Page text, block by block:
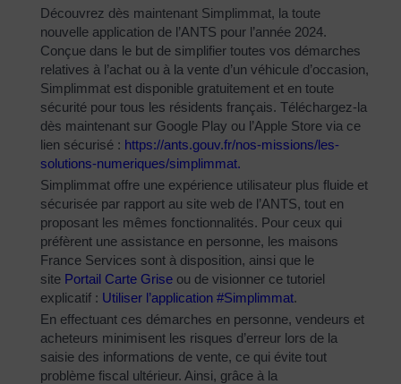
Découvrez dès maintenant Simplimmat, la toute
nouvelle application de l’ANTS pour l’année 2024.
Conçue dans le but de simplifier toutes vos démarches
relatives à l’achat ou à la vente d’un véhicule d’occasion,
Simplimmat est disponible gratuitement et en toute
sécurité pour tous les résidents français. Téléchargez-la
dès maintenant sur Google Play ou l’Apple Store via ce
lien sécurisé : https://ants.gouv.fr/nos-missions/les-
solutions-numeriques/simplimmat.
Simplimmat offre une expérience utilisateur plus fluide et
sécurisée par rapport au site web de l’ANTS, tout en
proposant les mêmes fonctionnalités. Pour ceux qui
préfèrent une assistance en personne, les maisons
France Services sont à disposition, ainsi que le
site Portail Carte Grise ou de visionner ce tutoriel
explicatif : Utiliser l’application #Simplimmat.
En effectuant ces démarches en personne, vendeurs et
acheteurs minimisent les risques d’erreur lors de la
saisie des informations de vente, ce qui évite tout
problème fiscal ultérieur. Ainsi, grâce à la